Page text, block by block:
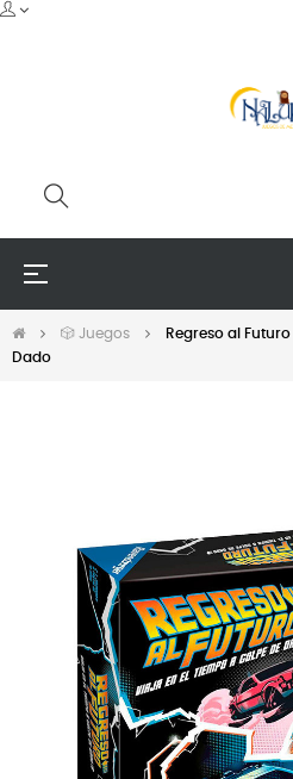
Navegación
palanca
☰
🎲 Juegos
Regreso al
Dado